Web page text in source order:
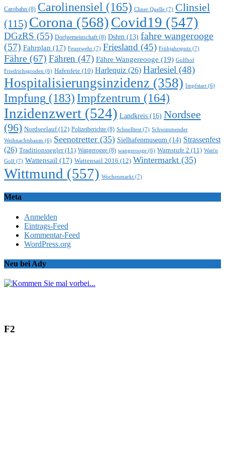
Carobahn (8) Carolinensiel (165) Cliner Quelle (7) Clinsiel
(115) Corona (568)Covid19 (547)
DGzRS (55) Dorfgemeinschaft(8) Dshm (13) fahre wangerooge
(57) Fahrplan (17) Feuerwehr (7) Friesland (45) Frühjahrsputz (7)
Fähre (67) Fähren (47) Fähre Wangereooge (19) Gulfhof
Friedrichsgroden (6) Hafenfete (10) Harlequiz (26) Harlesiel (48)
Hospitalisierungsinzidenz (358) Impfstart (6)
Impfung (183) Impfzentrum (164)
Inzidenzwert (524) Landkreis (16) Nordsee
(96) Nordseelauf(12) Polizeiberichte (8) Schnelltest (7) Schwimmender
Weihnachtsbaum (6) Seenotretter (35) Sielhafenmuseum (14) Strassenfest
(26) Traditionssegler(11) Wangerogge (8) wangerooge (6) Warnstufe 2 (11) Watt'n
Golf (7) Wattensail (17) Wattensail 2016 (12) Wintermarkt (35)
Wittmund (557) Wochenmarkt (7)
Meta
Anmelden
Eintrags-Feed
Kommentar-Feed
WordPress.org
Neu bei Ady
F2